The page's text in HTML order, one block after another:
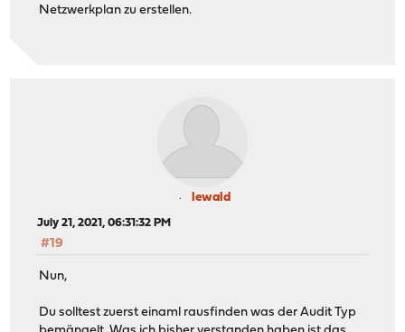
Netzwerkplan zu erstellen.
lewald
July 21, 2021, 06:31:32 PM
#19
Nun,
Du solltest zuerst einaml rausfinden was der Audit Typ